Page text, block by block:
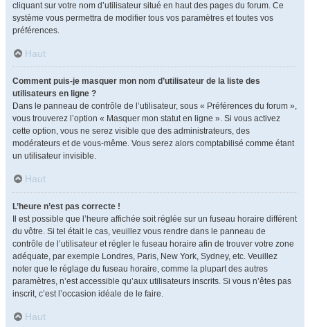
cliquant sur votre nom d’utilisateur situé en haut des pages du forum. Ce
système vous permettra de modifier tous vos paramètres et toutes vos
préférences.
Haut
Comment puis-je masquer mon nom d’utilisateur de la liste des
utilisateurs en ligne ?
Dans le panneau de contrôle de l’utilisateur, sous « Préférences du forum »,
vous trouverez l’option « Masquer mon statut en ligne ». Si vous activez
cette option, vous ne serez visible que des administrateurs, des
modérateurs et de vous-même. Vous serez alors comptabilisé comme étant
un utilisateur invisible.
Haut
L’heure n’est pas correcte !
Il est possible que l’heure affichée soit réglée sur un fuseau horaire différent
du vôtre. Si tel était le cas, veuillez vous rendre dans le panneau de
contrôle de l’utilisateur et régler le fuseau horaire afin de trouver votre zone
adéquate, par exemple Londres, Paris, New York, Sydney, etc. Veuillez
noter que le réglage du fuseau horaire, comme la plupart des autres
paramètres, n’est accessible qu’aux utilisateurs inscrits. Si vous n’êtes pas
inscrit, c’est l’occasion idéale de le faire.
Haut